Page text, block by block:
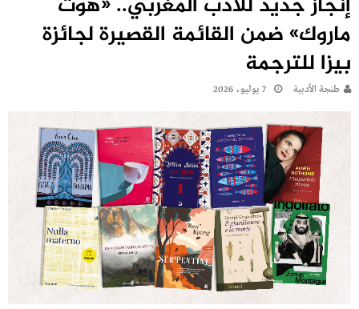
ماروك» ضمن القائمة القصيرة لجائزة
بيزا للترجمة
طنجة الأدبية 7 يوليو، 2026